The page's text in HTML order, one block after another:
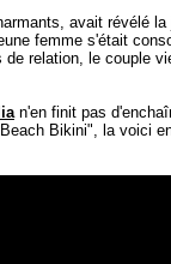
avait révélé la
femme s'était
relation, le couple
n'en finit pas
Bikini", la voici